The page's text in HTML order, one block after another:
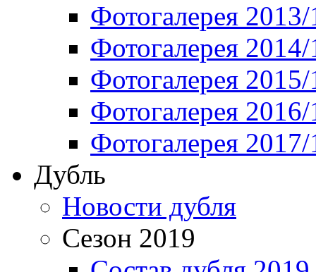
Фотогалерея
Фотогалерея
Фотогалерея
Фотогалерея
Фотогалерея
Дубль
Новости дубля
Сезон 2019